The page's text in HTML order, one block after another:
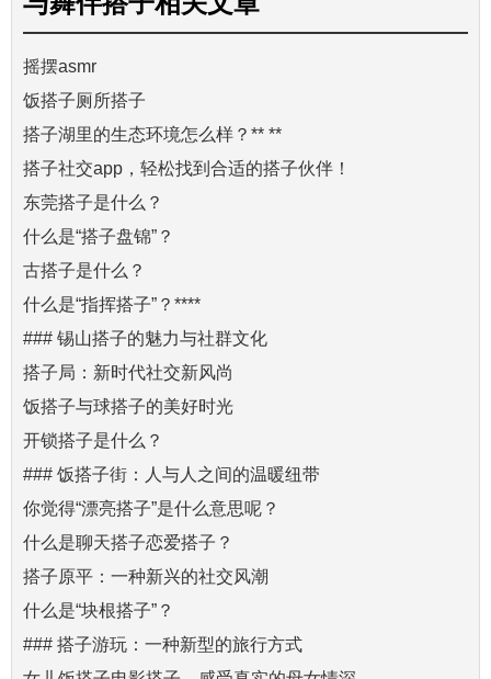
摇摆asmr
饭搭子厕所搭子
搭子湖里的生态环境怎么样？** **
搭子社交app，轻松找到合适的搭子伙伴！
东莞搭子是什么？
什么是“搭子盘锦”？
古搭子是什么？
什么是“指挥搭子”？****
### 锡山搭子的魅力与社群文化
搭子局：新时代社交新风尚
饭搭子与球搭子的美好时光
开锁搭子是什么？
### 饭搭子街：人与人之间的温暖纽带
你觉得“漂亮搭子”是什么意思呢？
什么是聊天搭子恋爱搭子？
搭子原平：一种新兴的社交风潮
什么是“块根搭子”？
### 搭子游玩：一种新型的旅行方式